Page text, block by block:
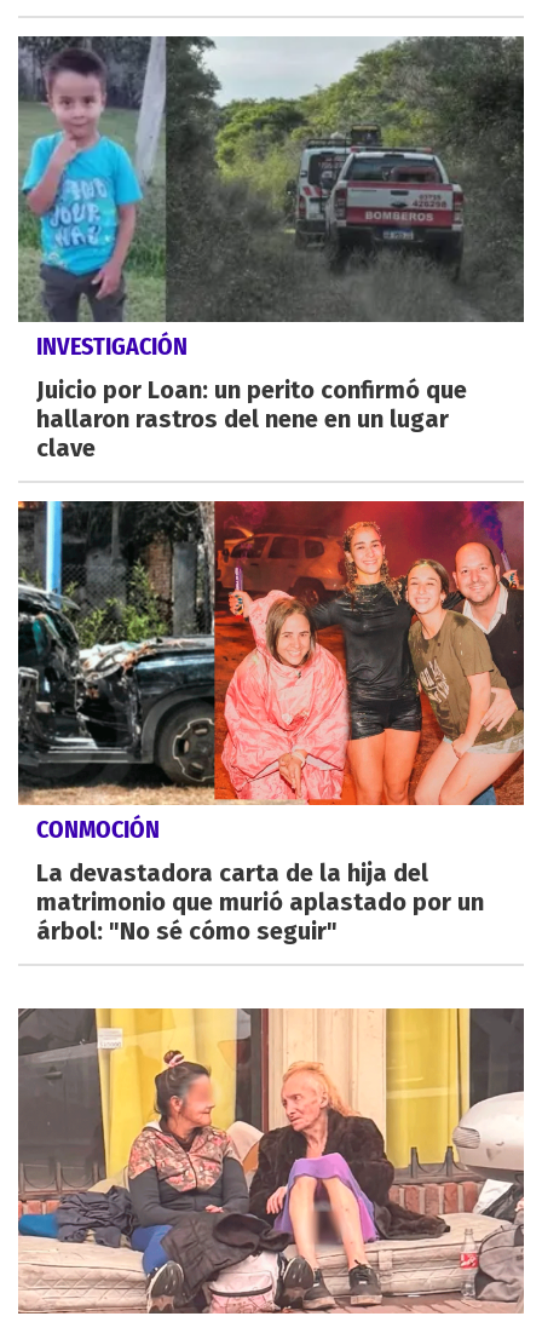
INVESTIGACIÓN
Juicio por Loan: un perito confirmó que
hallaron rastros del nene en un lugar
clave
CONMOCIÓN
La devastadora carta de la hija del
matrimonio que murió aplastado por un
árbol: "No sé cómo seguir"